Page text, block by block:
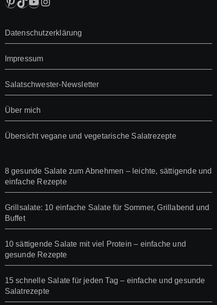
Datenschutzerklärung
Impressum
Salatschwester-Newsletter
Über mich
Übersicht vegane und vegetarische Salatrezepte
8 gesunde Salate zum Abnehmen – leichte, sättigende und
einfache Rezepte
Grillsalate: 10 einfache Salate für Sommer, Grillabend und
Buffet
10 sättigende Salate mit viel Protein – einfache und
gesunde Rezepte
15 schnelle Salate für jeden Tag – einfache und gesunde
Salatrezepte